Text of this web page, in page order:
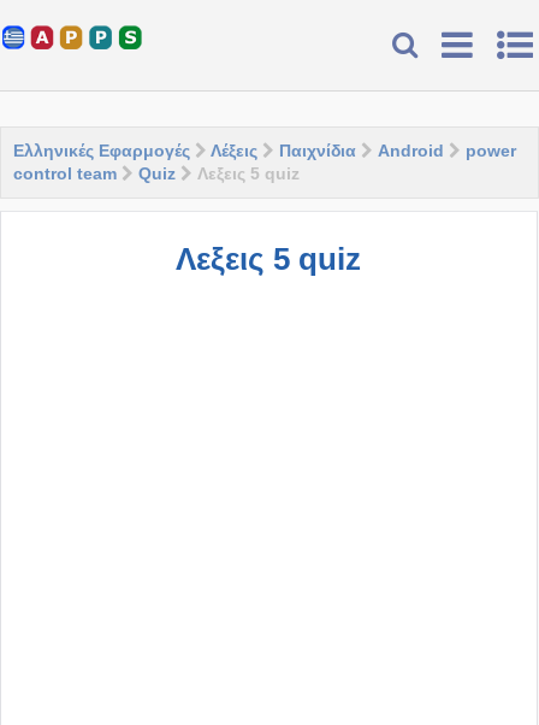
Ελληνικές Εφαρμογές Λέξεις Παιχνίδια Android
power
control team
Quiz Λεξεις 5 quiz
Λεξεις 5 quiz